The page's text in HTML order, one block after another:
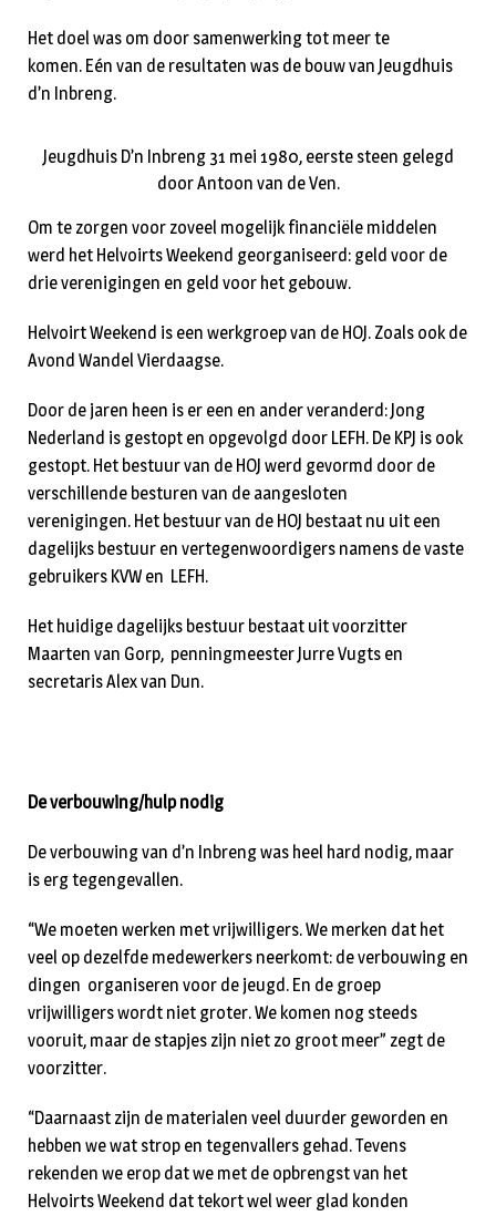
Het doel was om door samenwerking tot meer te
komen. Eén van de resultaten was de bouw van Jeugdhuis
d’n Inbreng.
Jeugdhuis D’n Inbreng 31 mei 1980, eerste steen gelegd
door Antoon van de Ven.
Om te zorgen voor zoveel mogelijk financiële middelen
werd het Helvoirts Weekend georganiseerd: geld voor de
drie verenigingen en geld voor het gebouw.
Helvoirt Weekend is een werkgroep van de HOJ. Zoals ook de
Avond Wandel Vierdaagse.
Door de jaren heen is er een en ander veranderd: Jong
Nederland is gestopt en opgevolgd door LEFH. De KPJ is ook
gestopt. Het bestuur van de HOJ werd gevormd door de
verschillende besturen van de aangesloten
verenigingen. Het bestuur van de HOJ bestaat nu uit een
dagelijks bestuur en vertegenwoordigers namens de vaste
gebruikers KVW en LEFH.
Het huidige dagelijks bestuur bestaat uit voorzitter
Maarten van Gorp, penningmeester Jurre Vugts en
secretaris Alex van Dun.
De verbouwing/hulp nodig
De verbouwing van d’n Inbreng was heel hard nodig, maar
is erg tegengevallen.
“We moeten werken met vrijwilligers. We merken dat het
veel op dezelfde medewerkers neerkomt: de verbouwing en
dingen organiseren voor de jeugd. En de groep
vrijwilligers wordt niet groter. We komen nog steeds
vooruit, maar de stapjes zijn niet zo groot meer” zegt de
voorzitter.
“Daarnaast zijn de materialen veel duurder geworden en
hebben we wat strop en tegenvallers gehad. Tevens
rekenden we erop dat we met de opbrengst van het
Helvoirts Weekend dat tekort wel weer glad konden